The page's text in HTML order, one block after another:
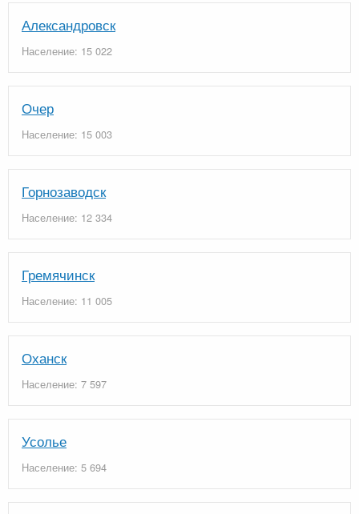
Александровск
Население: 15 022
Очер
Население: 15 003
Горнозаводск
Население: 12 334
Гремячинск
Население: 11 005
Оханск
Население: 7 597
Усолье
Население: 5 694